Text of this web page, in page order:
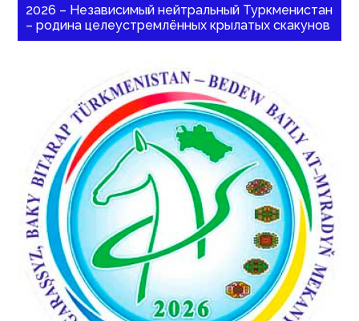
2026 – Независимый нейтральный Туркменистан
– родина целеустремлённых крылатых скакунов